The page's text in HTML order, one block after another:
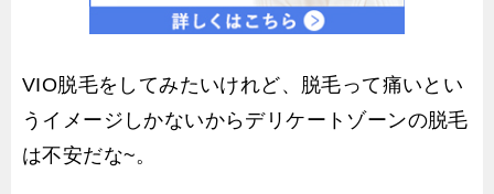
VIO脱毛をしてみたいけれど、脱毛って痛いとい
うイメージしかないからデリケートゾーンの脱毛
は不安だな~。